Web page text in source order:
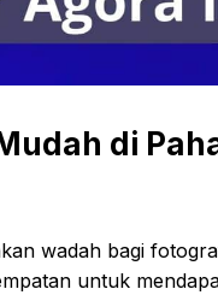
di
wadah bagi
untuk